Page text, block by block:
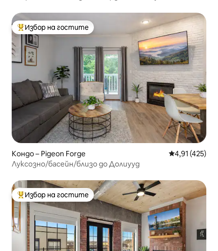
Най-популярен избор на гостите
Избор на гостите
Кондо – Pigeon Forge Средна
4,91 (425)
Луксозно/басейн/близо до Долиууд
Най-популярен избор на гостите
Избор на гостите